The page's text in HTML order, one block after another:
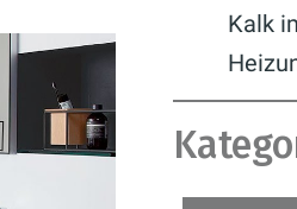
Kalk